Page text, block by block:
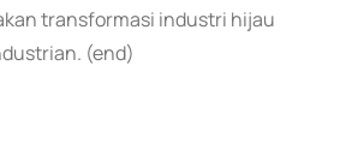
transformasi industri hijau
(end)